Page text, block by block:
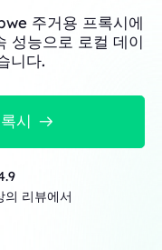
주거용 프록시에
성능으로 로컬 데이
니다.
시
리뷰에서